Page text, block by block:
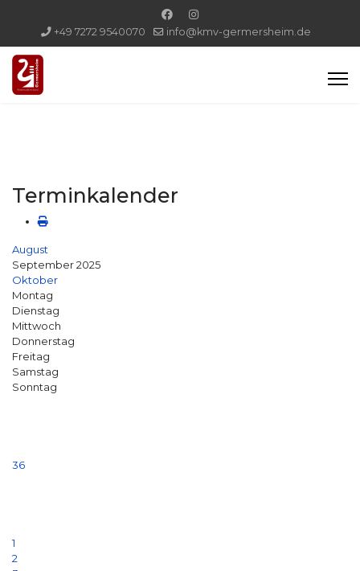
+49 7272 9540070 info@kmv-germersheim.de
Terminkalender
August
September 2025
Oktober
Montag
Dienstag
Mittwoch
Donnerstag
Freitag
Samstag
Sonntag
36
1
2